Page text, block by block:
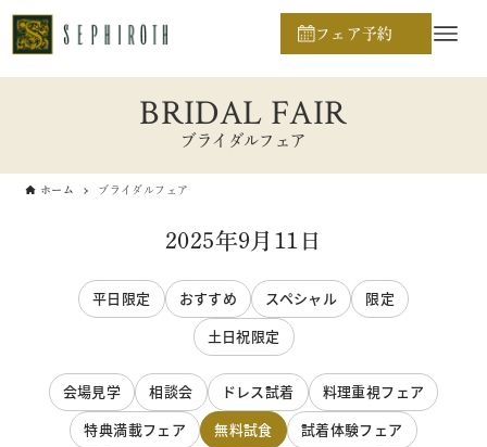
フェア予約
BRIDAL FAIR
ブライダルフェア
ホーム ブライダルフェア
2025年9月11日
平日限定 おすすめ スペシャル
限定
土日祝限定
会場見学 相談会 ドレス試着
料理重視フェア
特典満載フェア
無料試食
試着体験フェア